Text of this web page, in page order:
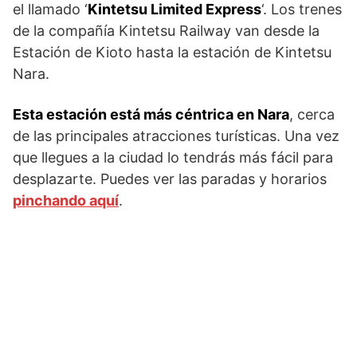
el llamado ‘Kintetsu Limited Express‘. Los trenes
de la compañía Kintetsu Railway van desde la
Estación de Kioto hasta la estación de Kintetsu
Nara.
Esta estación está más céntrica en Nara, cerca
de las principales atracciones turísticas. Una vez
que llegues a la ciudad lo tendrás más fácil para
desplazarte. Puedes ver las paradas y horarios
pinchando aquí.